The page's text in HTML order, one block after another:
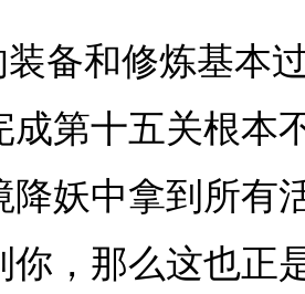
装备和修炼基本
成第十五关根本
降妖中拿到所有
你，那么这也正